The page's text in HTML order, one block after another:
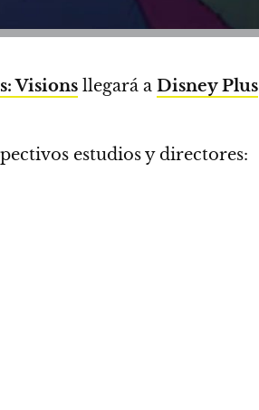
Visions llegará a Disney Plus
estudios y directores: